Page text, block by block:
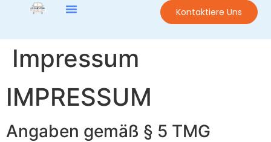
Kontaktiere Uns
Impressum
IMPRESSUM
Angaben gemäß § 5 TMG